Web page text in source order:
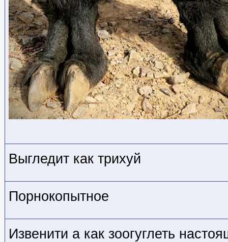
Выгледит как трихуй
Порнокопытное
Извенити а как зоогуглеть